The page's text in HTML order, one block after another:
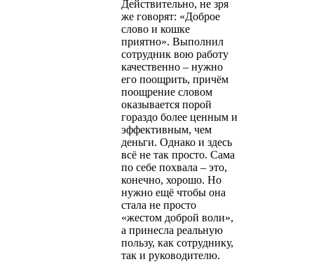
Действительно, не зря
же говорят: «Доброе
слово и кошке
приятно». Выполнил
сотрудник вою работу
качественно – нужно
его поощрить, причём
поощрение словом
оказывается порой
гораздо более ценным и
эффективным, чем
деньги. Однако и здесь
всё не так просто. Сама
по себе похвала – это,
конечно, хорошо. Но
нужно ещё чтобы она
стала не просто
«жестом доброй воли»,
а принесла реальную
пользу, как сотруднику,
так и руководителю.